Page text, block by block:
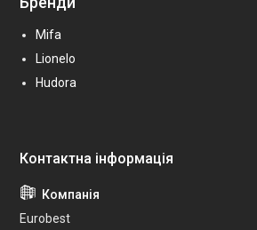
Mifa
Lionelo
Hudora
Eurobest